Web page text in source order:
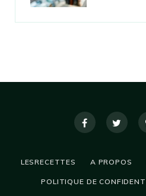
LESRECETTES A PROPOS
POLITIQUE DE